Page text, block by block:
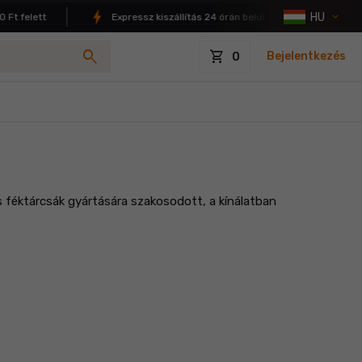
felett Expressz kiszállítás 24 órán belül 4.9/5
HU
search shopping_cart 0 Bejelentkezés
féktárcsák gyártására szakosodott, a kínálatban